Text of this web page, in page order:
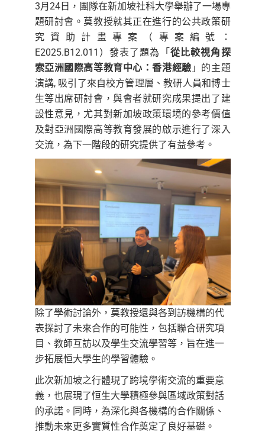
3月24日，團隊在新加坡社科大學舉辦了一場專
題研討會。莫教授就其正在進行的公共政策研
究資助計畫專案（專案編號：
E2025.B12.011）發表了題為「 從比較視角探
索亞洲國際高等教育中心：香港經驗 」的主題
演講, 吸引了來自校方管理層、教研人員和博士
生等出席研討會，與會者就研究成果提出了建
設性意見，尤其對新加坡政策環境的參考價值
及對亞洲國際高等教育發展的啟示進行了深入
交流，為下一階段的研究提供了有益參考。
除了學術討論外，莫教授還與各到訪機構的代
表探討了未來合作的可能性，包括聯合研究項
目、教師互訪以及學生交流學習等，旨在進一
步拓展恒大學生的學習體驗。
此次新加坡之行體現了跨境學術交流的重要意
義，也展現了恒生大學積極參與區域政策對話
的承諾。同時，為深化與各機構的合作關係、
推動未來更多實質性合作奠定了良好基礎。